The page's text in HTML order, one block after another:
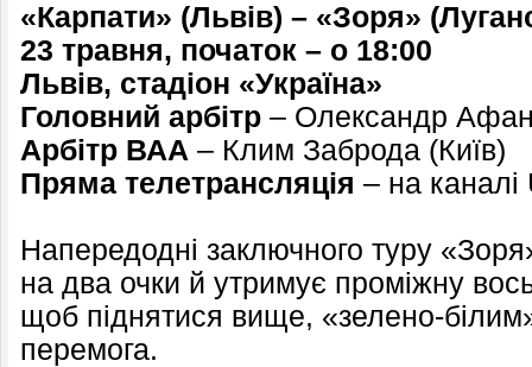
«Карпати» (Львів) – «Зоря»
23 травня, початок – о 18:00
Львів, стадіон «Україна»
Головний арбітр – Олександр
Арбітр ВАА – Клим Заброда (Київ)
Пряма телетрансляція – на каналі
Напередодні заключного туру
на два очки й утримує проміжну
щоб піднятися вище, «зелено-
перемога.